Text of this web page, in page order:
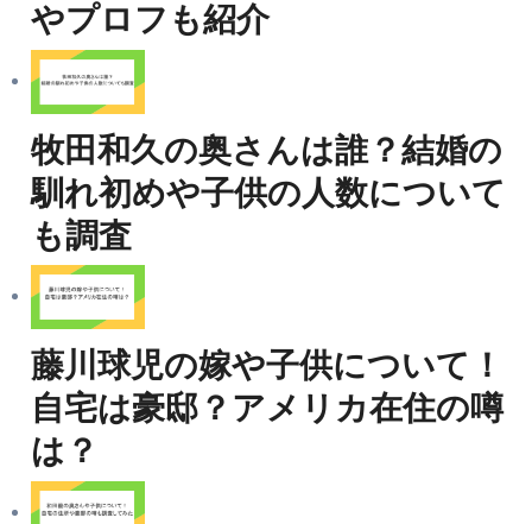
やプロフも紹介
牧田和久の奥さんは誰？結婚の
馴れ初めや子供の人数について
も調査
藤川球児の嫁や子供について！
自宅は豪邸？アメリカ在住の噂
は？